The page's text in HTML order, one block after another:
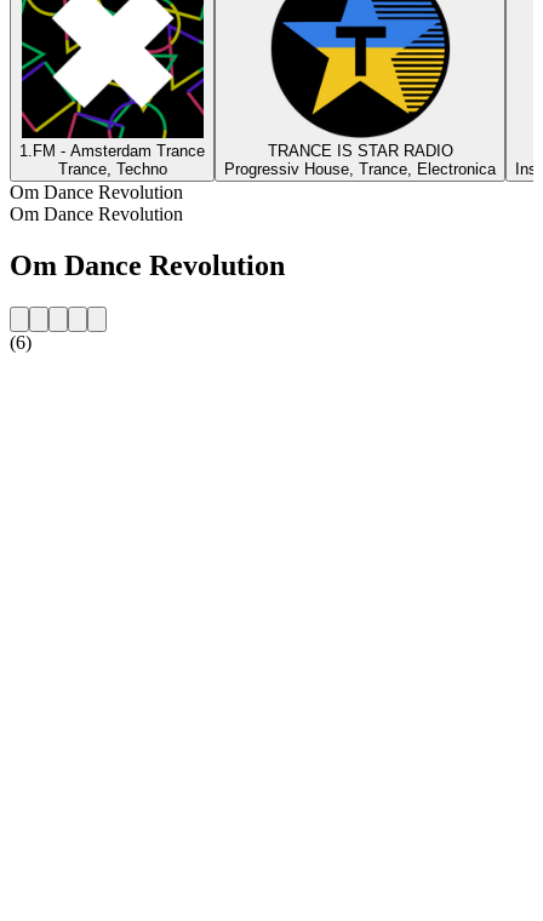
1.FM - Amsterdam Trance
Trance, Techno
TRANCE IS STAR RADIO
Progressiv House, Trance, Electronica
Om Dance Revolution
Om Dance Revolution
Om Dance Revolution
(6)